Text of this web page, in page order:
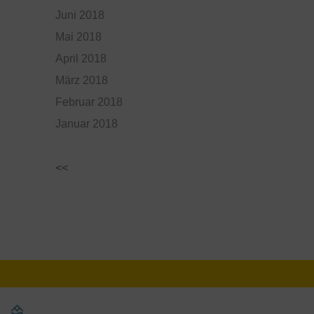
Juni 2018
Mai 2018
April 2018
März 2018
Februar 2018
Januar 2018
<<